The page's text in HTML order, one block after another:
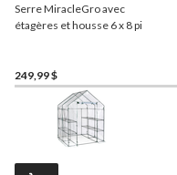
Serre MiracleGro avec
étagères et housse 6 x 8 pi
249,99 $